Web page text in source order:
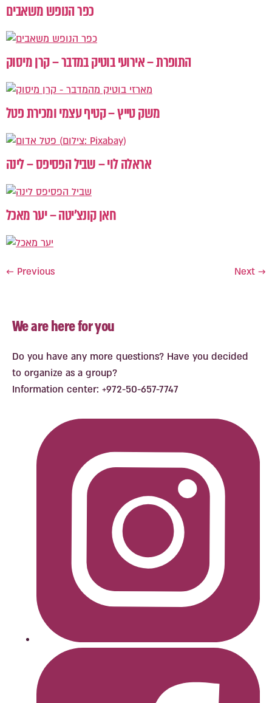
כפר הנופש משאבים
התופרת – אירועי בוטיק במדבר – קרן מיסוק
משק טייץ – קטיף עצמי ומכירת פטל
אראלה לוי – שביל הפסיפס – לינה
חאן קונצ’יטה – יער מאכל
← Previous Next →
We are here for you
Do you have any more questions? Have you decided
to organize as a group?
Information center: +972-50-657-7747